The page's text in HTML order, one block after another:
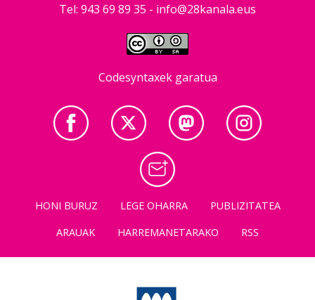
Tel: 943 69 89 35 - info@28kanala.eus
Codesyntaxek garatua
HONI BURUZ LEGE OHARRA
PUBLIZITATEA
ARAUAK
HARREMANETARAKO RSS